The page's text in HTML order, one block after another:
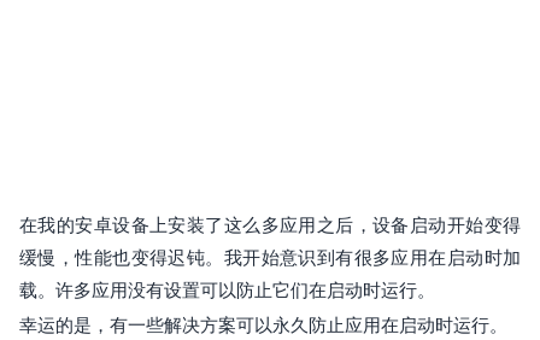
在我的安卓设备上安装了这么多应用之后，设备启动开始变得
缓慢，性能也变得迟钝。我开始意识到有很多应用在启动时加
载。许多应用没有设置可以防止它们在启动时运行。
幸运的是，有一些解决方案可以永久防止应用在启动时运行。